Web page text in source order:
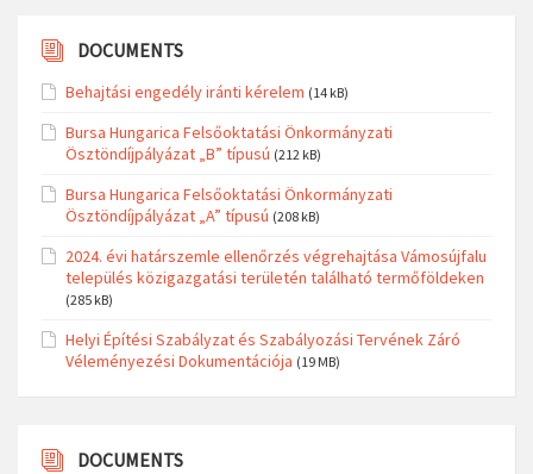
DOCUMENTS
Behajtási engedély iránti kérelem (14 kB)
Bursa Hungarica Felsőoktatási Önkormányzati
Ösztöndíjpályázat „B” típusú (212 kB)
Bursa Hungarica Felsőoktatási Önkormányzati
Ösztöndíjpályázat „A” típusú (208 kB)
2024. évi határszemle ellenőrzés végrehajtása Vámosújfalu
település közigazgatási területén található termőföldeken
(285 kB)
Helyi Építési Szabályzat és Szabályozási Tervének Záró
Véleményezési Dokumentációja (19 MB)
DOCUMENTS